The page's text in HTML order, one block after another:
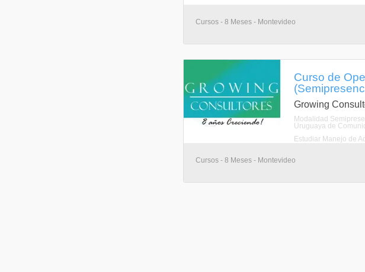
Cursos - 8 Meses - Montevideo
Curso de
Growing
Modalidad
Uruguaya de
Estudiar Manejo de
Cursos - 8 Meses - Montevideo